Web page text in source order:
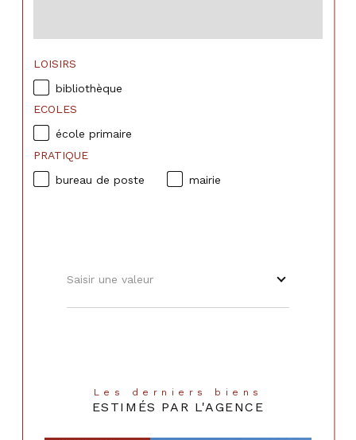
LOISIRS
bibliothèque
ECOLES
école primaire
PRATIQUE
bureau de poste
mairie
Saisir une valeur
Les derniers biens
ESTIMÉS PAR L'AGENCE